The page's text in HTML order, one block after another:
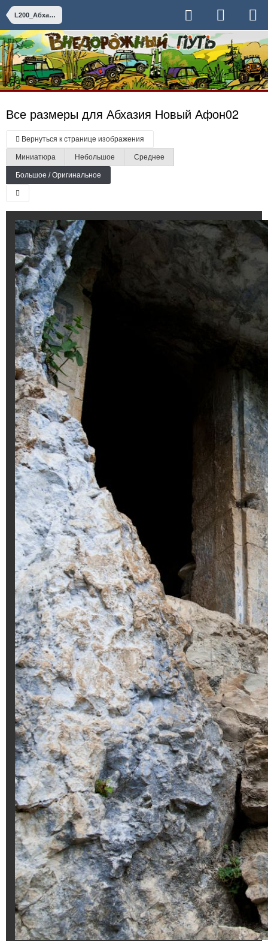
L200_Абхазия_Май_14
Все размеры для Абхазия Новый Афон02
Вернуться к странице изображения
Миниатюра Небольшое Среднее
Большое / Оригинальное